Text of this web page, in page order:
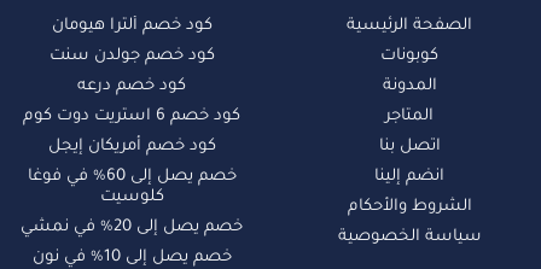
الصفحة الرئيسية
كوبونات
المدونة
المتاجر
اتصل بنا
انضم إلينا
الشروط والأحكام
سياسة الخصوصية
كود خصم ألترا هيومان
كود خصم جولدن سنت
كود خصم درعه
كود خصم 6 استريت دوت كوم
كود خصم أمريكان إيجل
خصم يصل إلى 60% في فوغا
كلوسيت
خصم يصل إلى 20% في نمشي
خصم يصل إلى 10% في نون